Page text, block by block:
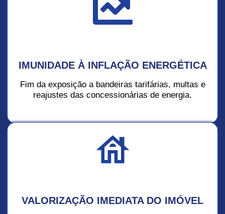
IMUNIDADE À INFLAÇÃO ENERGÉTICA
Fim da exposição a bandeiras tarifárias, multas e
reajustes das concessionárias de energia.
VALORIZAÇÃO IMEDIATA DO IMÓVEL